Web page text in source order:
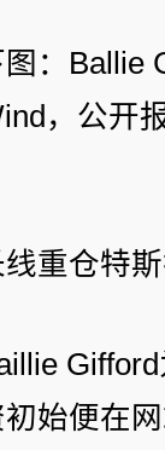
图：Ballie
，公开
线重仓特
初始便在